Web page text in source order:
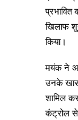
प्रभावित
खिलाफ
किया।
मयंक ने
उनके खास
शामिल
कंट्रोल से